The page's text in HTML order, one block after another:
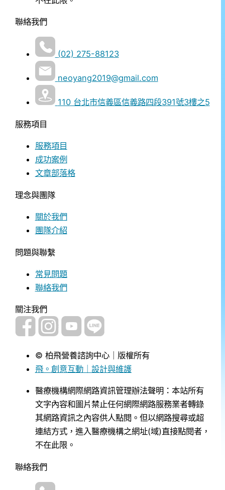
聯絡我們
(02) 275-88123
neoyang2019@gmail.com
110 台北市信義區信義路四段391號3樓之5
服務項目
服務項目
成功案例
文章部落格
理念與團隊
關於我們
團隊介紹
問題與聯繫
常見問題
聯絡我們
關注我們
© 柏飛營養諮詢中心｜版權所有
飛。創意互動｜設計與維護
醫療機構網際網路資訊管理辦法聲明：本站所有
文字內容和圖片禁止任何網際網路服務業者轉錄
其網路資訊之內容供人點閱。但以網路搜尋或超
連結方式，進入醫療機構之網址(域)直接點閱者，
不在此限。
聯絡我們